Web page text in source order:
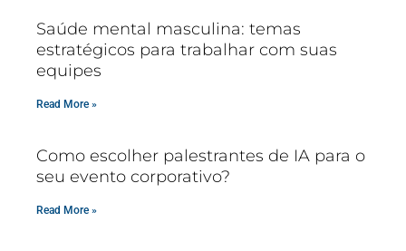
Saúde mental masculina: temas
estratégicos para trabalhar com suas
equipes
Read More »
Como escolher palestrantes de IA para o
seu evento corporativo?
Read More »